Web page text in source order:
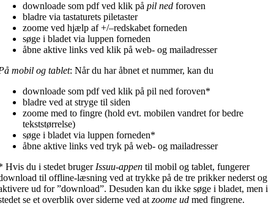
downloade som pdf ved klik påpil ned foroven
bladre via tastaturets piletaster
zoome ved hjælp af +/–redskabet forneden
søge i bladet via luppen forneden
åbne aktive links ved klik på web- og mailadresser
mobil og tablet: Når du har åbnet et nummer, kan du
downloade som pdf ved klik på pil ned foroven*
bladre ved at stryge til siden
zoome med to fingre (hold evt. mobilen vandret for bedre
tekststørrelse)
søge i bladet via luppen forneden*
åbne aktive links ved tryk på web- og mailadresser
Hvis du i stedet bruger Issuu-appen til mobil og tablet, fungerer
til offline-læsning ved at trykke på de tre prikker nederst og
ud for ”download”. Desuden kan du ikke søge i bladet, men i
se et overblik over siderne ved atzoome ud med fingrene.